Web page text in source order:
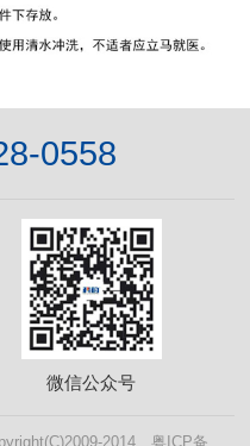
0558
微信公众号
2014 粤ICP备